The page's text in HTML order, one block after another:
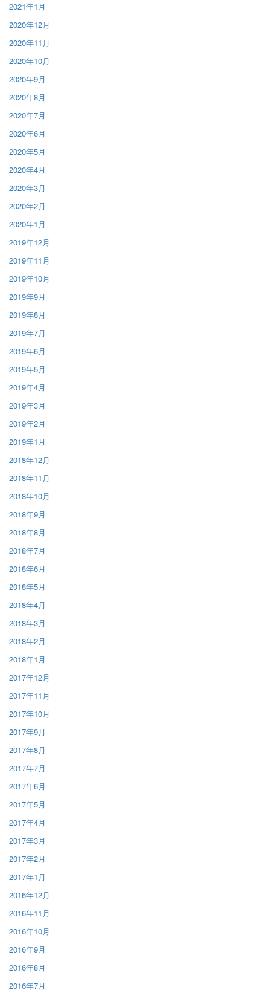
2021年1月
2020年12月
2020年11月
2020年10月
2020年9月
2020年8月
2020年7月
2020年6月
2020年5月
2020年4月
2020年3月
2020年2月
2020年1月
2019年12月
2019年11月
2019年10月
2019年9月
2019年8月
2019年7月
2019年6月
2019年5月
2019年4月
2019年3月
2019年2月
2019年1月
2018年12月
2018年11月
2018年10月
2018年9月
2018年8月
2018年7月
2018年6月
2018年5月
2018年4月
2018年3月
2018年2月
2018年1月
2017年12月
2017年11月
2017年10月
2017年9月
2017年8月
2017年7月
2017年6月
2017年5月
2017年4月
2017年3月
2017年2月
2017年1月
2016年12月
2016年11月
2016年10月
2016年9月
2016年8月
2016年7月